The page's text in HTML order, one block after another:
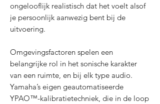
ongelooflijk realistisch dat het voelt alsof
je persoonlijk aanwezig bent bij de
uitvoering.
Omgevingsfactoren spelen een
belangrijke rol in het sonische karakter
van een ruimte, en bij elk type audio.
Yamaha’s eigen geautomatiseerde
YPAO™-kalibratietechniek, die in de loop